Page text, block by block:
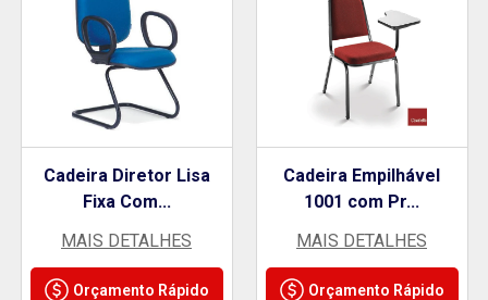
Cadeira Diretor Lisa
Fixa Com...
MAIS DETALHES
Orçamento Rápido
Cadeira Empilhável
1001 com Pr...
MAIS DETALHES
Orçamento Rápido